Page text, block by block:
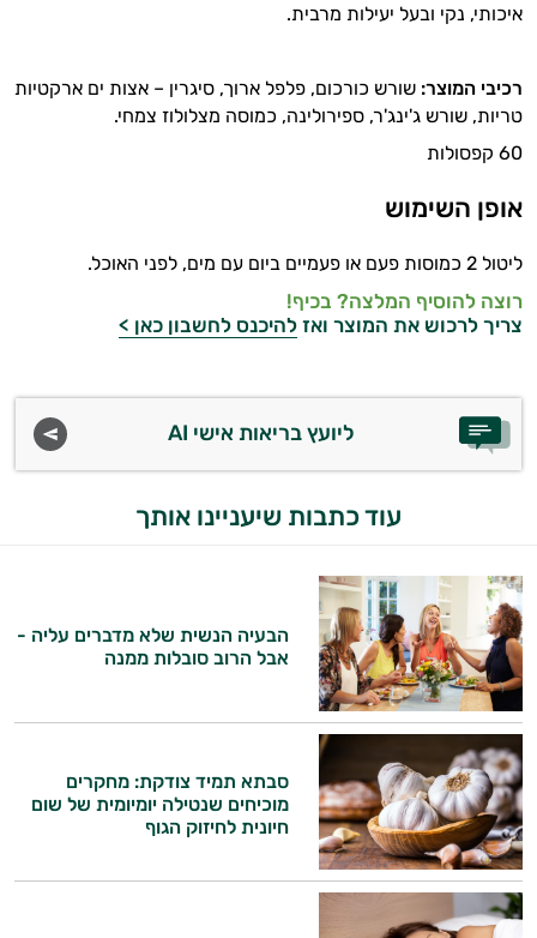
סידן
פרוביוטיקה
רימונים
ג׳ינסנג
ויטמין K
זעפרן
איכותי, נקי ובעל יעילות מרבית.
רכיבי המוצר: שורש כורכום, פלפל ארוך, סיגרין – אצות ים ארקטיות
טריות, שורש ג'ינג'ר, ספירולינה, כמוסה מצלולוז צמחי.
60 קפסולות
אופן השימוש
ליטול 2 כמוסות פעם או פעמיים ביום עם מים, לפני האוכל.
רוצה להוסיף המלצה? בכיף!
צריך לרכוש את המוצר ואז להיכנס לחשבון כאן >
ליועץ בריאות אישי AI
עוד כתבות שיעניינו אותך
הבעיה הנשית שלא מדברים עליה -
אבל הרוב סובלות ממנה
סבתא תמיד צודקת: מחקרים
מוכיחים שנטילה יומיומית של שום
חיונית לחיזוק הגוף